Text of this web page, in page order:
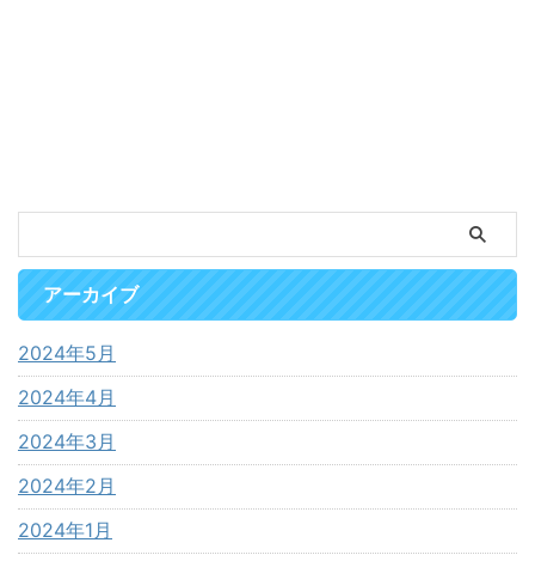
アーカイブ
2024年5月
2024年4月
2024年3月
2024年2月
2024年1月